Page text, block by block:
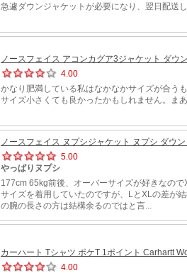
急遽ダウンジャケットが必要になり、翌日配送
ノースフェイス アコンカグア3ジャケット ダウ
4.00
かなり肥満している私はなかなかサイズが合う
サイズ小さくても良かったかもしれません。ま
ノースフェイス ヌプシジャケット ヌプシ ダウ
5.00
やっぱりヌプシ
177cm 65kg前後、オーバーサイズが好きなの
サイズを着用していたのですが、LとXLの差が
の腕の長さの方は結構余るのではと言...
カーハート Tシャツ ポケT 1ポイント Carhartt
4.00